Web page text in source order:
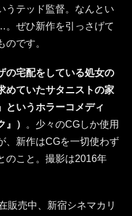
うテッド監督。なんとい
ぜひ新作を引っさげて
のです。
の宅配をしている処女の
めていたサタニストの家
というホラーコメディ
』）
。少々のCGしか使用
、新作はCGを一切使わず
のこと。撮影は2016年
販売中、新宿シネマカリ